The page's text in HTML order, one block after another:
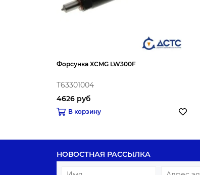
Форсунка XCMG LW300F
T63301004
4626 руб
В корзину
НОВОСТНАЯ РАССЫЛКА